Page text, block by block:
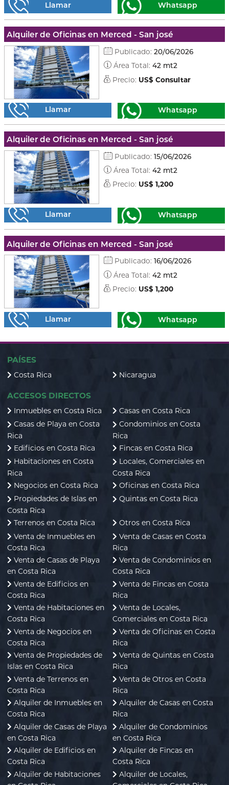
Llamar Whatsapp
Alquiler de Oficinas en Merced - San josé
Publicado: 20/06/2026
Área Total: 42 mt2
Precio: US$ Consultar
Llamar Whatsapp
Alquiler de Oficinas en Merced - San josé
Publicado: 15/06/2026
Área Total: 42 mt2
Precio: US$ 1,200
Llamar Whatsapp
Alquiler de Oficinas en Merced - San josé
Publicado: 16/06/2026
Área Total: 42 mt2
Precio: US$ 1,200
Llamar Whatsapp
PAÍSES
Costa Rica Nicaragua
ACCESOS DIRECTOS
Inmuebles en Costa Rica
Casas en Costa Rica
Casas de Playa en Costa
Rica
Condominios en Costa
Rica
Edificios en Costa Rica
Fincas en Costa Rica
Habitaciones en Costa
Rica
Locales, Comerciales en
Costa Rica
Negocios en Costa Rica
Oficinas en Costa Rica
Propiedades de Islas en
Costa Rica
Quintas en Costa Rica
Terrenos en Costa Rica
Otros en Costa Rica
Venta de Inmuebles en
Costa Rica
Venta de Casas en Costa
Rica
Venta de Casas de Playa
en Costa Rica
Venta de Condominios en
Costa Rica
Venta de Edificios en
Costa Rica
Venta de Fincas en Costa
Rica
Venta de Habitaciones en
Costa Rica
Venta de Locales,
Comerciales en Costa Rica
Venta de Negocios en
Costa Rica
Venta de Oficinas en Costa
Rica
Venta de Propiedades de
Islas en Costa Rica
Venta de Quintas en Costa
Rica
Venta de Terrenos en
Costa Rica
Venta de Otros en Costa
Rica
Alquiler de Inmuebles en
Costa Rica
Alquiler de Casas en Costa
Rica
Alquiler de Casas de Playa
en Costa Rica
Alquiler de Condominios
en Costa Rica
Alquiler de Edificios en
Costa Rica
Alquiler de Fincas en
Costa Rica
Alquiler de Habitaciones
Alquiler de Locales,